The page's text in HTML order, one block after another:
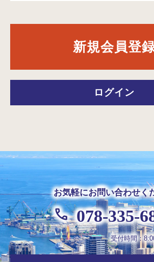
新規会員登
ログイン
お気軽にお問い合わせく
078-335-
受付時間：